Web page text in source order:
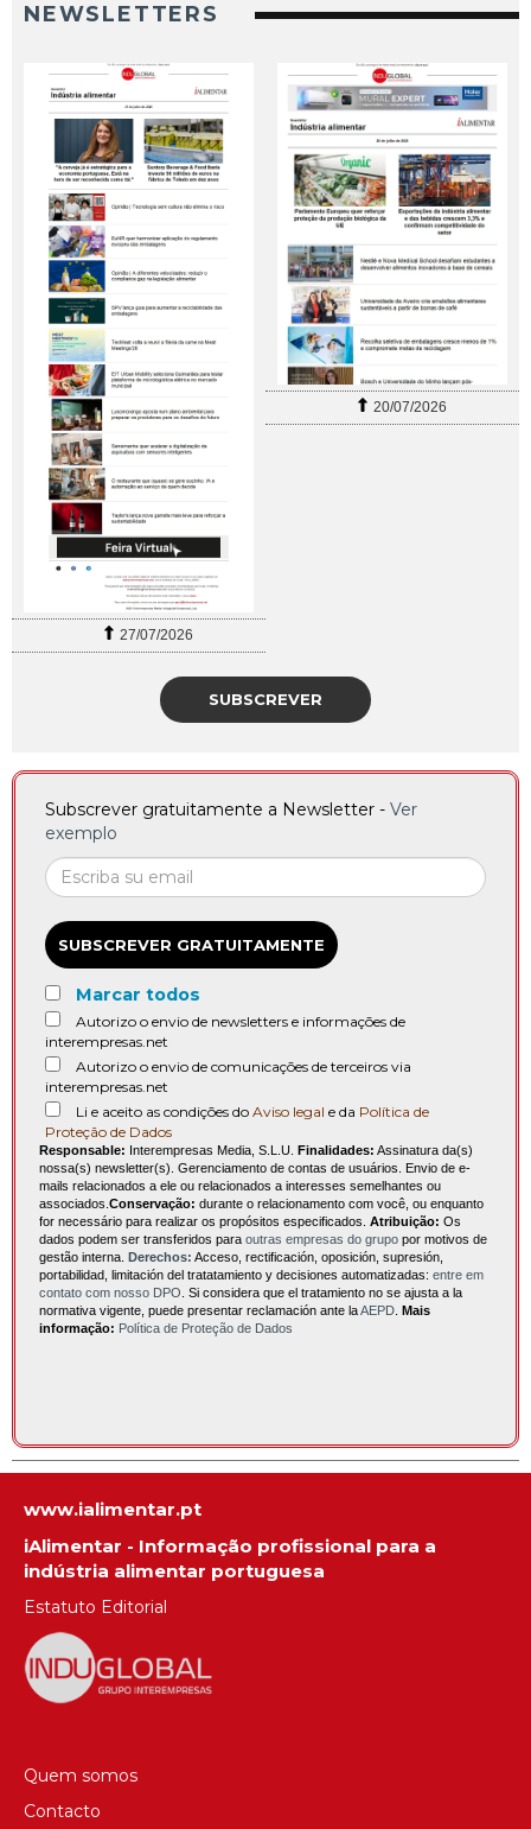
NEWSLETTERS
27/07/2026
20/07/2026
SUBSCREVER
Subscrever gratuitamente a Newsletter - Ver
exemplo
SUBSCREVER GRATUITAMENTE
Marcar todos
Autorizo o envio de newsletters e informações de
interempresas.net
Autorizo o envio de comunicações de terceiros via
interempresas.net
Li e aceito as condições do Aviso legal e da Política de
Proteção de Dados
Responsable: Interempresas Media, S.L.U. Finalidades: Assinatura da(s)
nossa(s) newsletter(s). Gerenciamento de contas de usuários. Envio de e-
mails relacionados a ele ou relacionados a interesses semelhantes ou
associados. Conservação: durante o relacionamento com você, ou enquanto
for necessário para realizar os propósitos especificados. Atribuição: Os
dados podem ser transferidos para outras empresas do grupo por motivos de
gestão interna. Derechos: Acceso, rectificación, oposición, supresión,
portabilidad, limitación del tratatamiento y decisiones automatizadas: entre em
contato com nosso DPO . Si considera que el tratamiento no se ajusta a la
normativa vigente, puede presentar reclamación ante laAEPD Mais
informação: Política de Proteção de Dados
www.ialimentar.pt
iAlimentar - Informação profissional para a
indústria alimentar portuguesa
Estatuto Editorial
Quem somos
Contacto